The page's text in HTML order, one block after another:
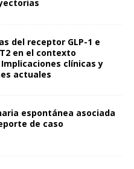
del receptor GLP-1 e
en el contexto
clínicas y
actuales
espontánea asociada
de caso